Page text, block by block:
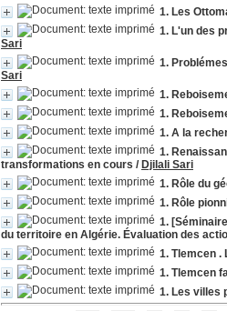
1. Les
1. L'un des
Sari
1.
Sari
1.
1.
1. A la
1.
transformations en cours / Djilali Sari
1. Rôle du
1. Rôle
1.
du territoire en Algérie. Évaluation des
1. Tlemcen .
1. Tlemcen
1. Les villes